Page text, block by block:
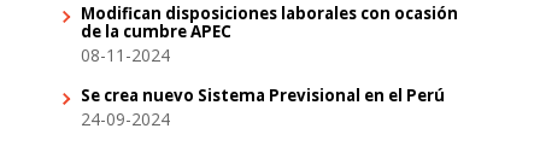
Modifican disposiciones laborales con ocasión
de la cumbre APEC
08-11-2024
Se crea nuevo Sistema Previsional en el Perú
24-09-2024